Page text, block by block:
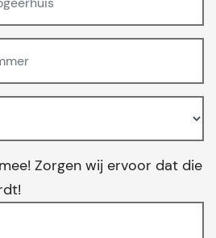
Zorgen wij ervoor dat die